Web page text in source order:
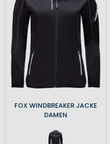
FOX WINDBREAKER JACKE
DAMEN